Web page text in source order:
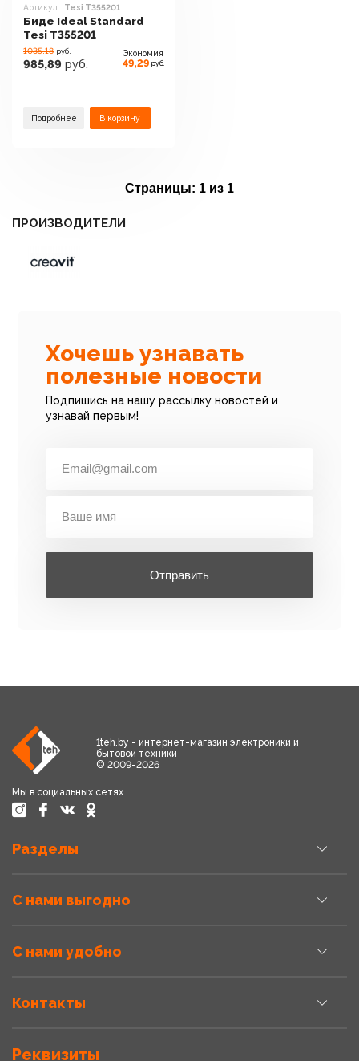
Артикул: Tesi T355201
Биде Ideal Standard
Tesi T355201
1035.18 руб.
985,89 руб.
Экономия
49,29 руб.
Подробнее В корзину
Страницы: 1 из 1
ПРОИЗВОДИТЕЛИ
Хочешь узнавать
полезные новости
Подпишись на нашу рассылку новостей и
узнавай первым!
Отправить
1teh.by - интернет-магазин электроники и
бытовой техники
© 2009-2026
Мы в социальных сетях
Разделы
С нами выгодно
С нами удобно
Контакты
Реквизиты